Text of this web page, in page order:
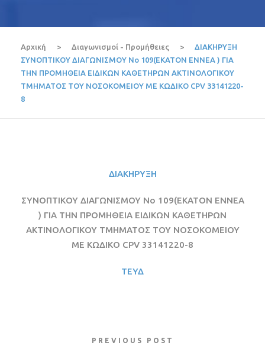
Αρχική > Διαγωνισμοί - Προμήθειες >
ΔΙΑΚΗΡΥΞΗ
ΣΥΝΟΠΤΙΚΟΥ ΔΙΑΓΩΝΙΣΜΟΥ Νο 109(EKATON ENNEA ) ΓΙΑ
ΤΗΝ ΠΡΟΜΗΘΕΙΑ EIΔΙΚΩΝ ΚΑΘΕΤΗΡΩΝ ΑΚΤΙΝΟΛΟΓΙΚΟΥ
ΤΜΗΜΑΤΟΣ ΤΟΥ ΝΟΣΟΚΟΜΕΙΟΥ ΜΕ ΚΩΔΙΚΟ CPV 33141220-
8
ΔΙΑΚΗΡΥΞΗ
ΣΥΝΟΠΤΙΚΟΥ ΔΙΑΓΩΝΙΣΜΟΥ Νο 109(EKATON ENNEA
) ΓΙΑ ΤΗΝ ΠΡΟΜΗΘΕΙΑ EIΔΙΚΩΝ ΚΑΘΕΤΗΡΩΝ
ΑΚΤΙΝΟΛΟΓΙΚΟΥ ΤΜΗΜΑΤΟΣ ΤΟΥ ΝΟΣΟΚΟΜΕΙΟΥ
ΜΕ ΚΩΔΙΚΟ CPV 33141220-8
ΤΕΥΔ
PREVIOUS POST